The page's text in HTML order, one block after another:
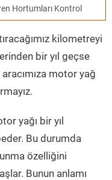
Hortumları Kontrol
kilometreyi
bir yıl geçse
motor yağ
yağı bir yıl
Bu durumda
özelliğini
Bunun anlamı